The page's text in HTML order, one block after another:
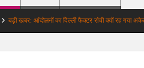
आंदोलनों का दिल्ली फैक्टर रांची क्यों रह गया अकेला